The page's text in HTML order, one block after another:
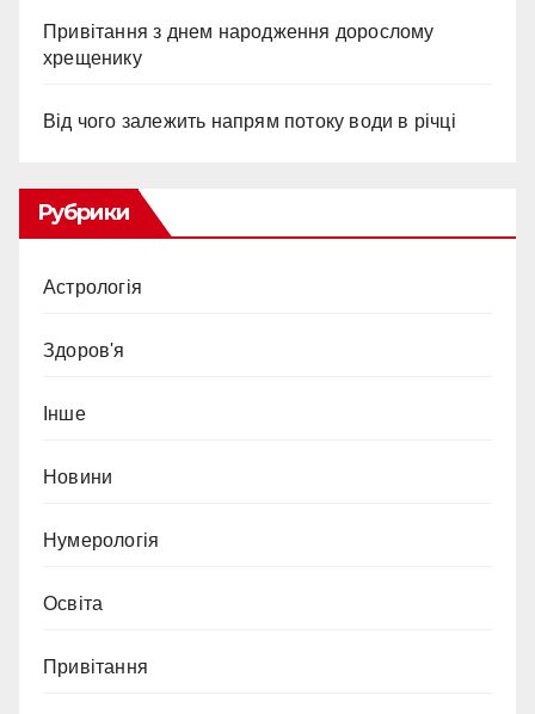
Привітання з днем народження дорослому
хрещенику
Від чого залежить напрям потоку води в річці
Рубрики
Астрологія
Здоров'я
Інше
Новини
Нумерологія
Освіта
Привітання